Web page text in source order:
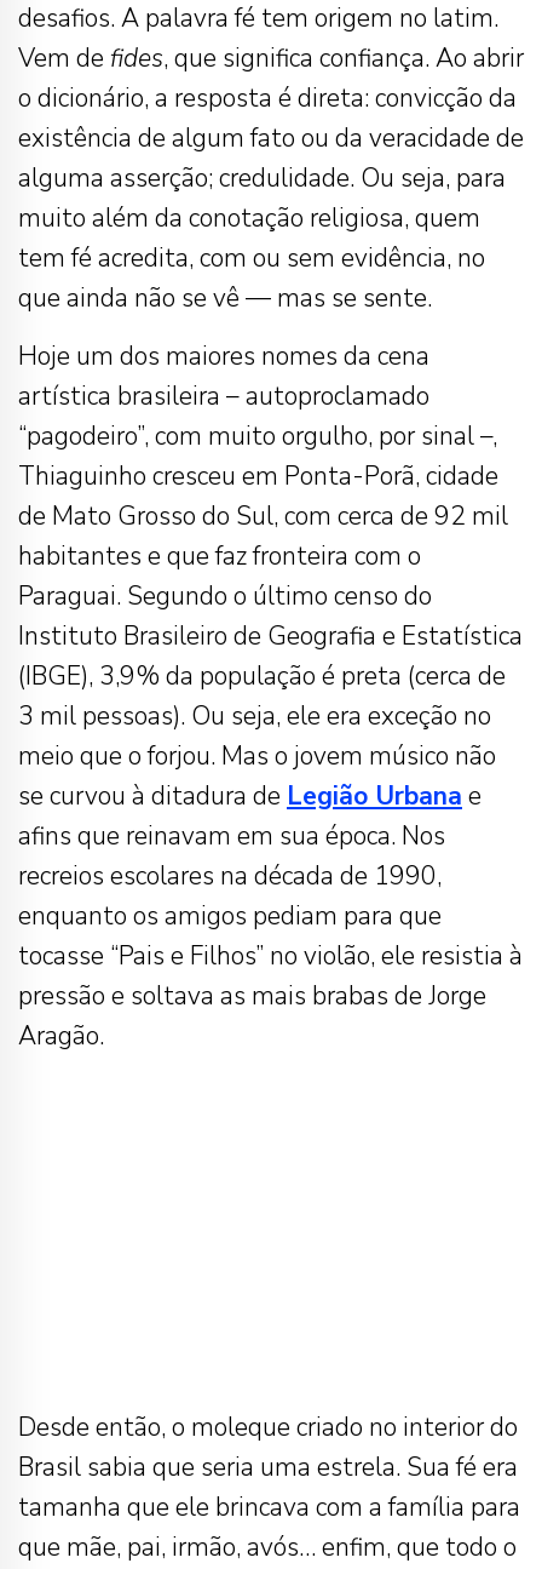
desafios. A palavra fé tem origem no latim.
Vem de fides, que significa confiança. Ao abrir
o dicionário, a resposta é direta: convicção da
existência de algum fato ou da veracidade de
alguma asserção; credulidade. Ou seja, para
muito além da conotação religiosa, quem
tem fé acredita, com ou sem evidência, no
que ainda não se vê — mas se sente.
Hoje um dos maiores nomes da cena
artística brasileira – autoproclamado
“pagodeiro”, com muito orgulho, por sinal –,
Thiaguinho cresceu em Ponta-Porã, cidade
de Mato Grosso do Sul, com cerca de 92 mil
habitantes e que faz fronteira com o
Paraguai. Segundo o último censo do
Instituto Brasileiro de Geografia e Estatística
(IBGE), 3,9% da população é preta (cerca de
3 mil pessoas). Ou seja, ele era exceção no
meio que o forjou. Mas o jovem músico não
se curvou à ditadura de Legião Urbana e
afins que reinavam em sua época. Nos
recreios escolares na década de 1990,
enquanto os amigos pediam para que
tocasse “Pais e Filhos” no violão, ele resistia à
pressão e soltava as mais brabas de Jorge
Aragão.
Desde então, o moleque criado no interior do
Brasil sabia que seria uma estrela. Sua fé era
tamanha que ele brincava com a família para
que mãe, pai, irmão, avós… enfim, que todo o